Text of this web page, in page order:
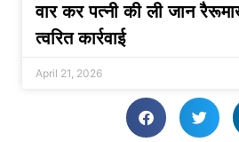
वार कर पत्नी की ली जान
त्वरित कार्रवाई
April 21, 2026